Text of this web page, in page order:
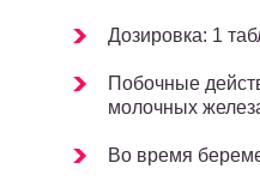
Дозировка: 1
Побочные
молочных
Во время